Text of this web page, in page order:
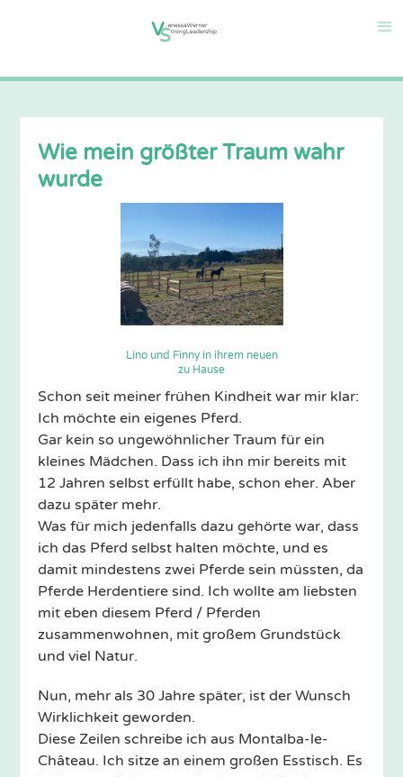
Wie mein größter Traum wahr
wurde
Lino und Finny in ihrem neuen
zu Hause
Schon seit meiner frühen Kindheit war mir klar:
Ich möchte ein eigenes Pferd.
Gar kein so ungewöhnlicher Traum für ein
kleines Mädchen. Dass ich ihn mir bereits mit
12 Jahren selbst erfüllt habe, schon eher. Aber
dazu später mehr.
Was für mich jedenfalls dazu gehörte war, dass
ich das Pferd selbst halten möchte, und es
damit mindestens zwei Pferde sein müssten, da
Pferde Herdentiere sind. Ich wollte am liebsten
mit eben diesem Pferd / Pferden
zusammenwohnen, mit großem Grundstück
und viel Natur.
Nun, mehr als 30 Jahre später, ist der Wunsch
Wirklichkeit geworden.
Diese Zeilen schreibe ich aus Montalba-le-
Château. Ich sitze an einem großen Esstisch. Es